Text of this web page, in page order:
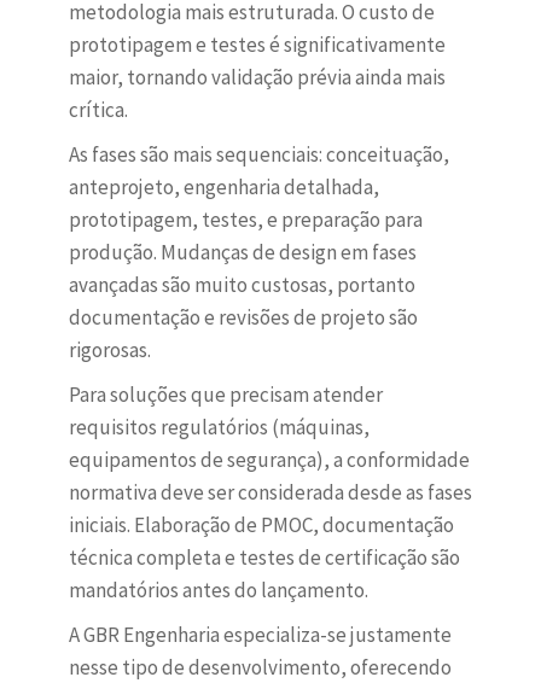
metodologia mais estruturada. O custo de
prototipagem e testes é significativamente
maior, tornando validação prévia ainda mais
crítica.
As fases são mais sequenciais: conceituação,
anteprojeto, engenharia detalhada,
prototipagem, testes, e preparação para
produção. Mudanças de design em fases
avançadas são muito custosas, portanto
documentação e revisões de projeto são
rigorosas.
Para soluções que precisam atender
requisitos regulatórios (máquinas,
equipamentos de segurança), a conformidade
normativa deve ser considerada desde as fases
iniciais. Elaboração de PMOC, documentação
técnica completa e testes de certificação são
mandatórios antes do lançamento.
A GBR Engenharia especializa-se justamente
nesse tipo de desenvolvimento, oferecendo